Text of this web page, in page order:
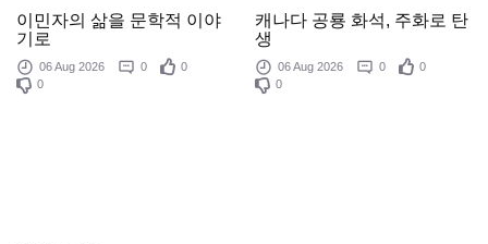
이민자의 삶을 문학적 이야
기로
06 Aug 2026 0
0
0
캐나다 공룡 화석, 주화로 탄
생
06 Aug 2026 0
0
0